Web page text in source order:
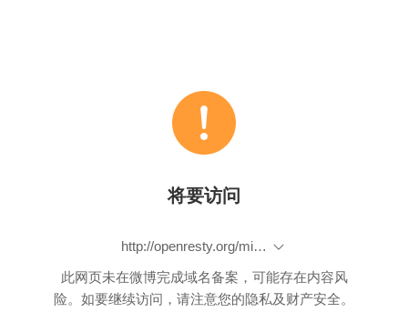
将要访问
http://openresty.org/misc/re/bench/
此网页未在微博完成域名备案，可能存在内容风
险。如要继续访问，请注意您的隐私及财产安全。